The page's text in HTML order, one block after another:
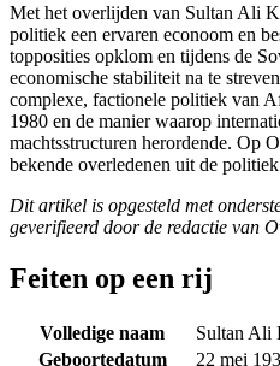
Met het overlijden van Sultan Ali
politiek een ervaren econoom en
topposities opklom en tijdens de
economische stabiliteit na te
complexe, factionele politiek van
1980 en de manier waarop
machtsstructuren herordende. Op
bekende overledenen uit de
Dit artikel is opgesteld met
geverifieerd door de redactie van
Feiten op een rij
Volledige naam
Sultan Ali
Geboortedatum
22 mei